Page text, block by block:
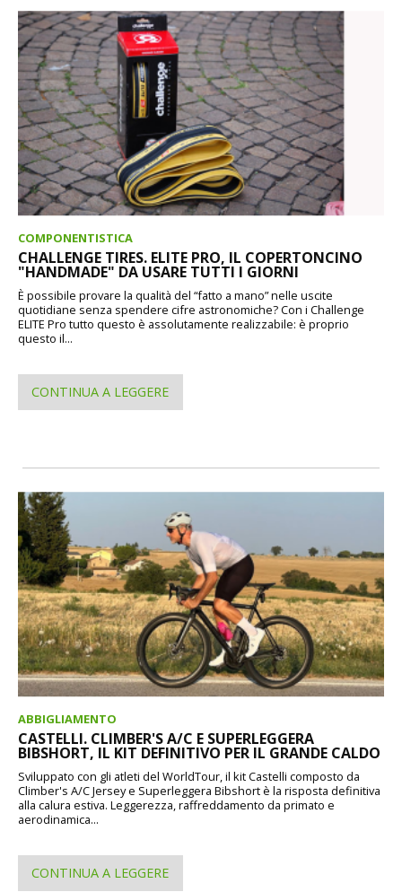
COMPONENTISTICA
CHALLENGE TIRES. ELITE PRO, IL COPERTONCINO
"HANDMADE" DA USARE TUTTI I GIORNI
È possibile provare la qualità del “fatto a mano” nelle uscite
quotidiane senza spendere cifre astronomiche? Con i Challenge
ELITE Pro tutto questo è assolutamente realizzabile: è proprio
questo il...
CONTINUA A LEGGERE
ABBIGLIAMENTO
CASTELLI. CLIMBER'S A/C E SUPERLEGGERA
BIBSHORT, IL KIT DEFINITIVO PER IL GRANDE CALDO
Sviluppato con gli atleti del WorldTour, il kit Castelli composto da
Climber's A/C Jersey e Superleggera Bibshort è la risposta definitiva
alla calura estiva. Leggerezza, raffreddamento da primato e
aerodinamica...
CONTINUA A LEGGERE